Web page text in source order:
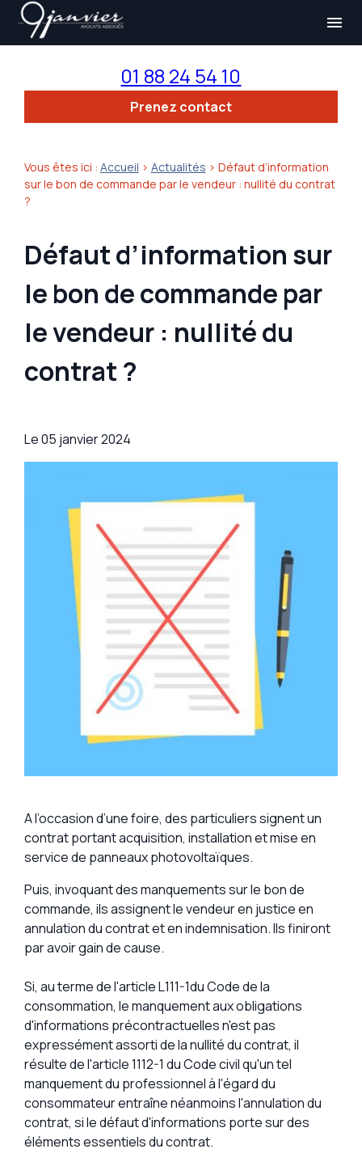
menu
01 88 24 54 10
Prenez contact
Vous êtes ici : Accueil > Actualités > Défaut d’information
sur le bon de commande par le vendeur : nullité du contrat
?
Défaut d’information sur
le bon de commande par
le vendeur : nullité du
contrat ?
Le05 janvier 2024
A l’occasion d’une foire, des particuliers signent un
contrat portant acquisition, installation et mise en
service de panneaux photovoltaïques.
Puis, invoquant des manquements sur le bon de
commande, ils assignent le vendeur en justice en
annulation du contrat et en indemnisation. Ils finiront
par avoir gain de cause.
Si, au terme de l'article L111-1du Code de la
consommation, le manquement aux obligations
d'informations précontractuelles n'est pas
expressément assorti de la nullité du contrat, il
résulte de l'article 1112-1 du Code civil qu'un tel
manquement du professionnel à l'égard du
consommateur entraîne néanmoins l'annulation du
contrat, si le défaut d'informations porte sur des
éléments essentiels du contrat.
Panneau de gestion des cookies